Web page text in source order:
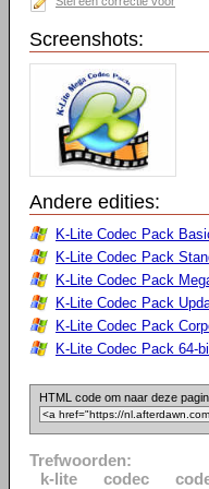
Screenshots:
Andere edities:
K-Lite Codec Pack
K-Lite Codec Pack
K-Lite Codec Pack
K-Lite Codec Pack
K-Lite Codec Pack
K-Lite Codec Pack 64-
HTML code om naar deze
Trefwoorden:
k-lite
codec